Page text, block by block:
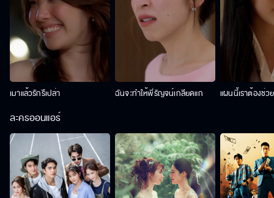
เมาแล้วรักรึเปล่า ฉันจะทำให้พี่รัญจน์เกลียดแก แผนนี้เราต้องช่ว
ละครออนแอร์